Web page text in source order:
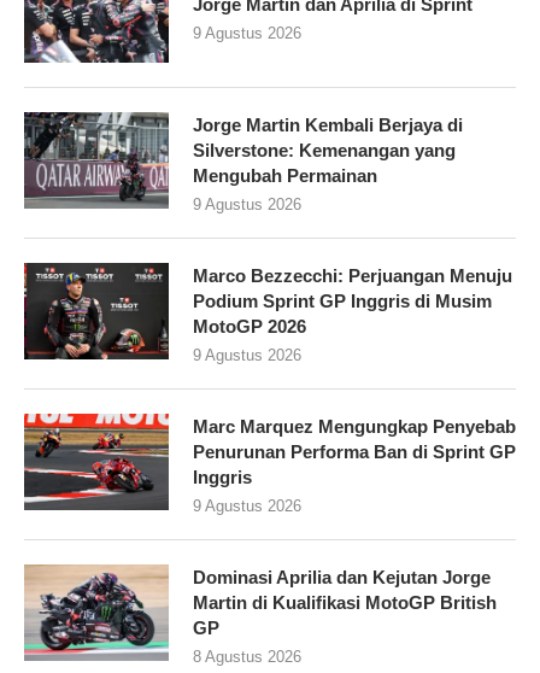
Jorge Martin dan Aprilia di Sprint
9 Agustus 2026
Jorge Martin Kembali Berjaya di
Silverstone: Kemenangan yang
Mengubah Permainan
9 Agustus 2026
Marco Bezzecchi: Perjuangan Menuju
Podium Sprint GP Inggris di Musim
MotoGP 2026
9 Agustus 2026
Marc Marquez Mengungkap Penyebab
Penurunan Performa Ban di Sprint GP
Inggris
9 Agustus 2026
Dominasi Aprilia dan Kejutan Jorge
Martin di Kualifikasi MotoGP British
GP
8 Agustus 2026